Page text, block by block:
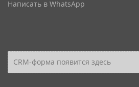
Написать в WhatsApp
CRM-форма появится здесь